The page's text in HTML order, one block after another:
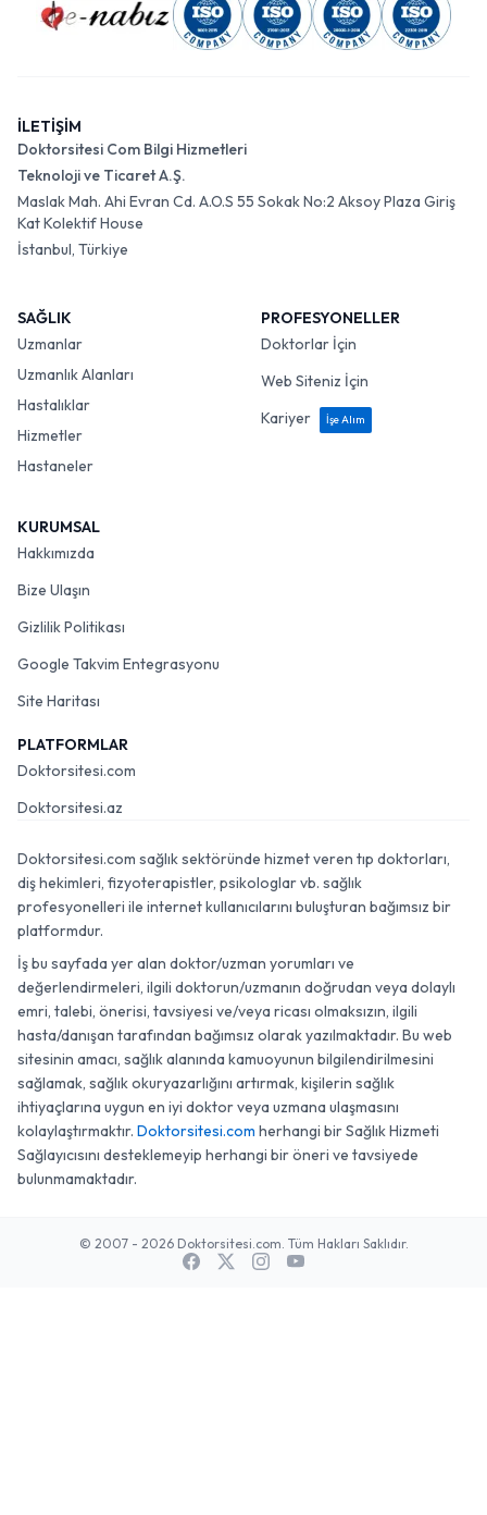
İLETİŞİM
Doktorsitesi Com Bilgi Hizmetleri
Teknoloji ve Ticaret A.Ş.
Maslak Mah. Ahi Evran Cd. A.O.S 55 Sokak No:2 Aksoy Plaza Giriş
Kat Kolektif House
İstanbul, Türkiye
SAĞLIK
Uzmanlar
Uzmanlık Alanları
Hastalıklar
Hizmetler
Hastaneler
PROFESYONELLER
Doktorlar İçin
Web Siteniz İçin
Kariyer
İşe Alım
KURUMSAL
Hakkımızda
Bize Ulaşın
Gizlilik Politikası
Google Takvim Entegrasyonu
Site Haritası
PLATFORMLAR
Doktorsitesi.com
Doktorsitesi.az
Doktorsitesi.com sağlık sektöründe hizmet veren tıp doktorları,
diş hekimleri, fizyoterapistler, psikologlar vb. sağlık
profesyonelleri ile internet kullanıcılarını buluşturan bağımsız bir
platformdur.
İş bu sayfada yer alan doktor/uzman yorumları ve
değerlendirmeleri, ilgili doktorun/uzmanın doğrudan veya dolaylı
emri, talebi, önerisi, tavsiyesi ve/veya ricası olmaksızın, ilgili
hasta/danışan tarafından bağımsız olarak yazılmaktadır. Bu web
sitesinin amacı, sağlık alanında kamuoyunun bilgilendirilmesini
sağlamak, sağlık okuryazarlığını artırmak, kişilerin sağlık
ihtiyaçlarına uygun en iyi doktor veya uzmana ulaşmasını
kolaylaştırmaktır. Doktorsitesi.com herhangi bir Sağlık Hizmeti
Sağlayıcısını desteklemeyip herhangi bir öneri ve tavsiyede
bulunmamaktadır.
© 2007 - 2026 Doktorsitesi.com. Tüm Hakları Saklıdır.